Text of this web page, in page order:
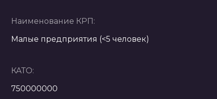
Наименование КРП:
Малые предприятия (<5 человек)
КАТО:
750000000